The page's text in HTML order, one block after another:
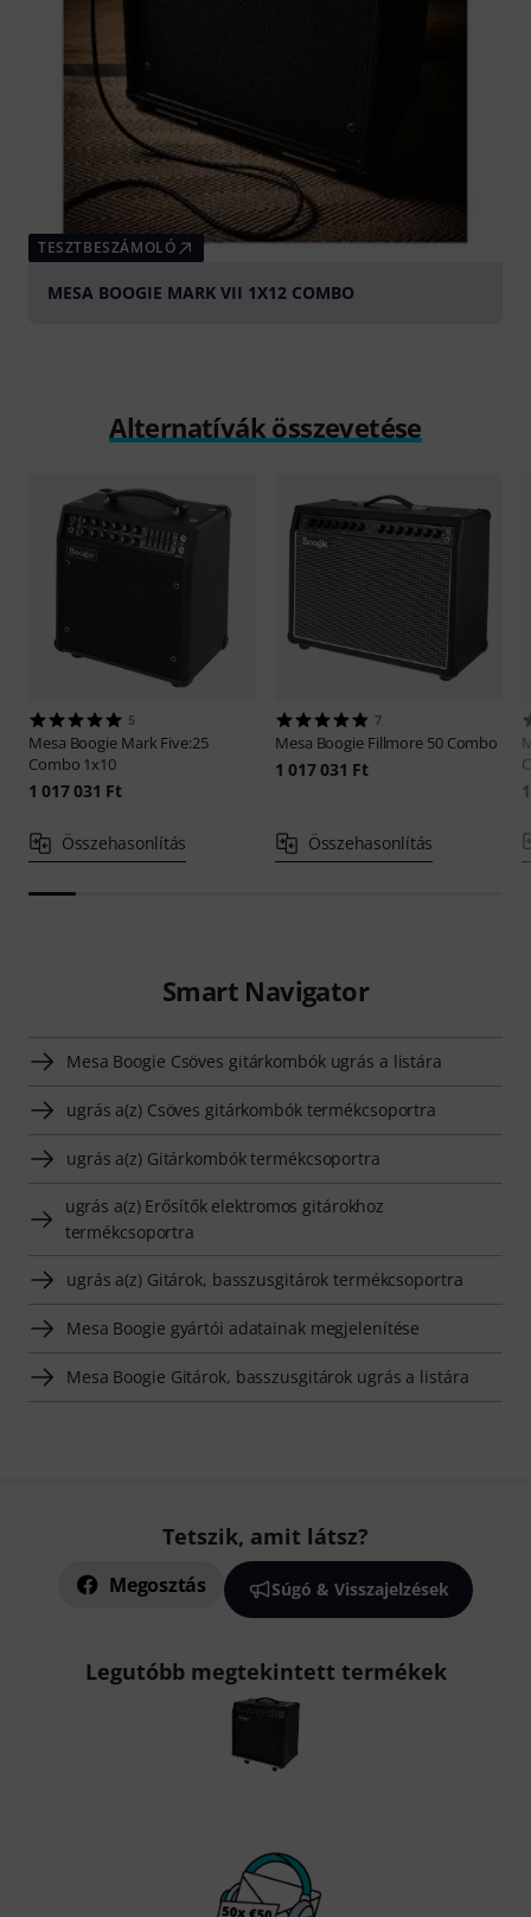
TESZTBESZÁMOLÓ
MESA BOOGIE MARK VII 1X12 COMBO
Alternatívák összevetése
5
Mesa Boogie Mark Five:25
Combo 1x10
1 017 031 Ft
Összehasonlítás
7
Mesa Boogie Fillmore 50 Combo
1 017 031 Ft
Összehasonlítás
Smart Navigator
Mesa Boogie Csöves gitárkombók ugrás a listára
ugrás a(z) Csöves gitárkombók termékcsoportra
ugrás a(z) Gitárkombók termékcsoportra
ugrás a(z) Erősítők elektromos gitárokhoz
termékcsoportra
ugrás a(z) Gitárok, basszusgitárok termékcsoportra
Mesa Boogie gyártói adatainak megjelenítése
Mesa Boogie Gitárok, basszusgitárok ugrás a listára
Tetszik, amit látsz?
Megosztás Súgó & Visszajelzések
Legutóbb megtekintett termékek